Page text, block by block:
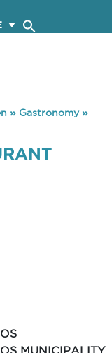
» Gastronomy»
MUNICIPALITY